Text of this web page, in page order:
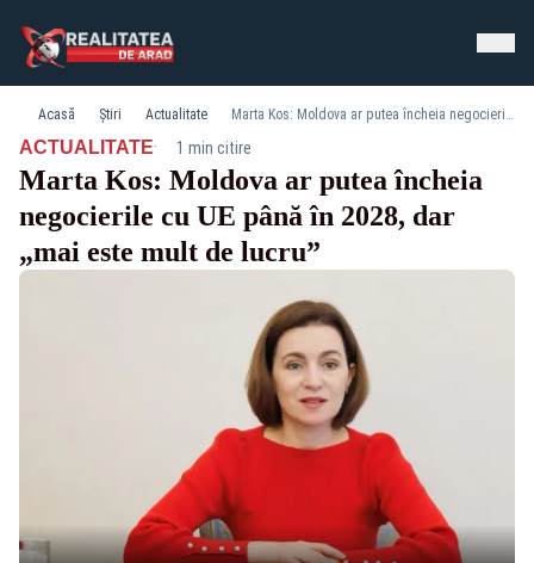
Acasă Știri Actualitate Marta Kos: Moldova ar putea încheia negocierile cu UE până în 2028, dar „mai este mult de lucru”
ACTUALITATE· 1 min citire
Marta Kos: Moldova ar putea încheia
negocierile cu UE până în 2028, dar
„mai este mult de lucru”